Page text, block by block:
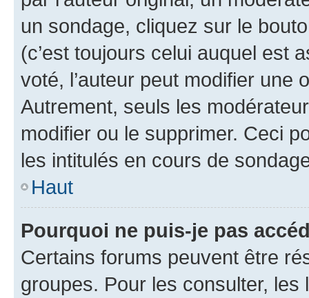
un sondage, cliquez sur le
(c’est toujours celui auquel est
voté, l’auteur peut modifier une
Autrement, seuls les
modifier ou le supprimer. Ceci
les intitulés en cours de
Haut
Pourquoi ne puis-je pas
Certains forums peuvent être
groupes. Pour les consulter,